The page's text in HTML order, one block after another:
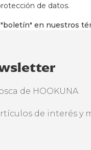
de datos.
en nuestros
de HOOKUNA
de interés y